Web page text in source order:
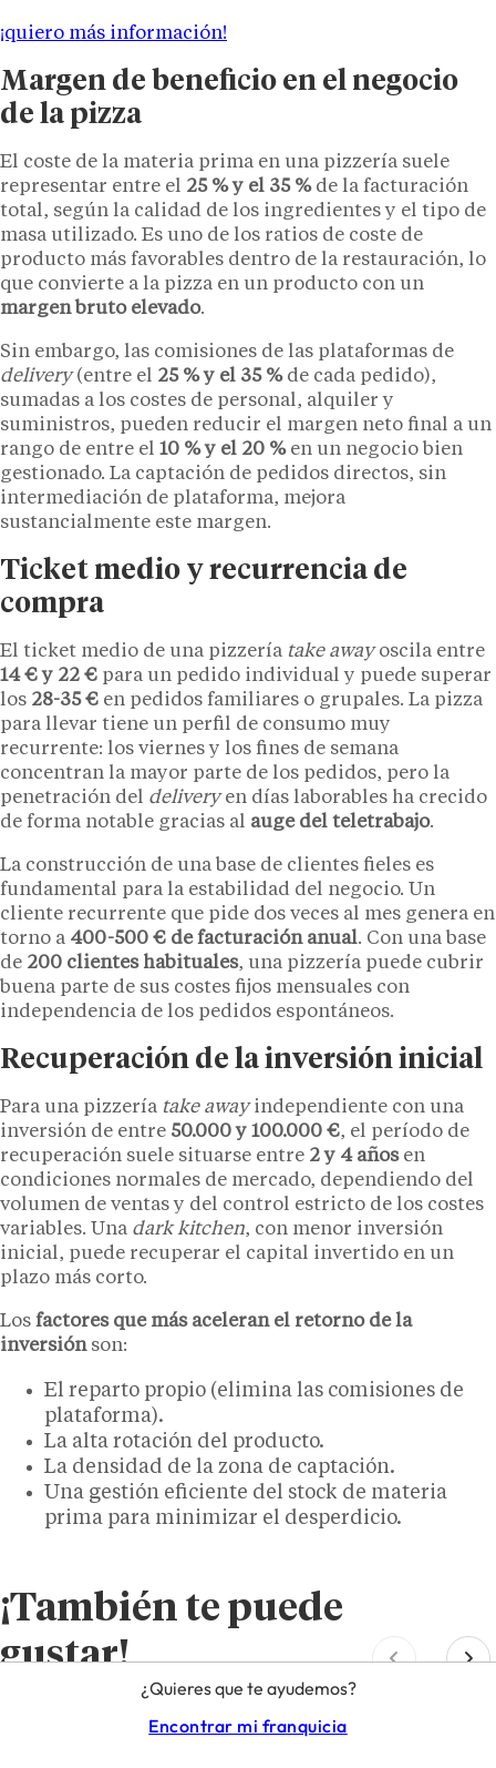
¡quiero más información!
Margen de beneficio en el negocio
de la pizza
El coste de la materia prima en una pizzería suele
representar entre el 25 % y el 35 %de la facturación
total, según la calidad de los ingredientes y el tipo de
masa utilizado. Es uno de los ratios de coste de
producto más favorables dentro de la restauración, lo
que convierte a la pizza en un producto con un
margen bruto elevado.
Sin embargo, las comisiones de las plataformas de
delivery(entre el 25 % y el 35 %de cada pedido),
sumadas a los costes de personal, alquiler y
suministros, pueden reducir el margen neto final a un
rango de entre el 10 % y el 20 %en un negocio bien
gestionado. La captación de pedidos directos, sin
intermediación de plataforma, mejora
sustancialmente este margen.
Ticket medio y recurrencia de
compra
El ticket medio de una pizzería take awayoscila entre
14 € y 22 € para un pedido individual y puede superar
los 28-35 € en pedidos familiares o grupales. La pizza
para llevar tiene un perfil de consumo muy
recurrente: los viernes y los fines de semana
concentran la mayor parte de los pedidos, pero la
penetración del deliveryen días laborables ha crecido
de forma notable gracias al auge del teletrabajo.
La construcción de una base de clientes fieles es
fundamental para la estabilidad del negocio. Un
cliente recurrente que pide dos veces al mes genera en
torno a 400-500 € de facturación anual. Con una base
de 200 clientes habituales, una pizzería puede cubrir
buena parte de sus costes fijos mensuales con
independencia de los pedidos espontáneos.
Recuperación de la inversión inicial
Para una pizzería take awayindependiente con una
inversión de entre 50.000 y 100.000 €, el período de
recuperación suele situarse entre 2 y 4 añosen
condiciones normales de mercado, dependiendo del
volumen de ventas y del control estricto de los costes
variables. Una dark kitchen, con menor inversión
inicial, puede recuperar el capital invertido en un
plazo más corto.
Los factores que más aceleran el retorno de la
inversiónson:
El reparto propio (elimina las comisiones de
plataforma).
La alta rotación del producto.
La densidad de la zona de captación.
Una gestión eficiente del stock de materia
prima para minimizar el desperdicio.
¿Quieres que te ayudemos?
Encontrar mi franquicia
¡También te puede
gustar!